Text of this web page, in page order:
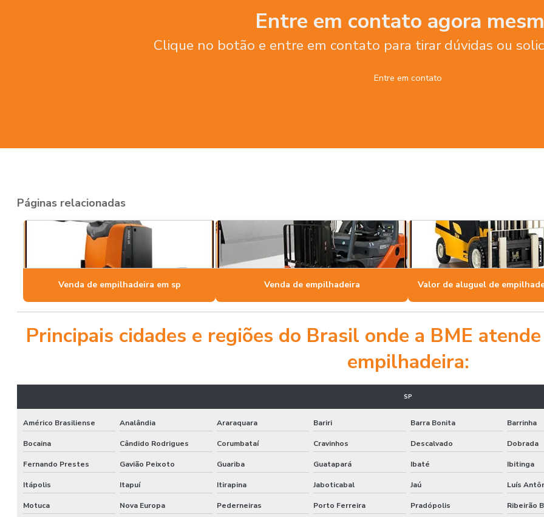
Entre em contato agora
Clique no botão e entre em contato para tirar dúvidas ou
Entre em contato
Páginas relacionadas
Venda de empilhadeira em sp Venda de empilhadeira Valor de aluguel de
Principais cidades e regiões do Brasil onde a BME
empilhadeira:
SP
Américo Brasiliense Analândia Araraquara Bariri Barra Bonita Barrinha
Bocaina Cândido Rodrigues Corumbataí Cravinhos Descalvado Dobrada
Fernando Prestes Gavião Peixoto Guariba Guatapará Ibaté Ibitinga
Itápolis Itapuí Itirapina Jaboticabal Jaú Luís
Motuca Nova Europa Pederneiras Porto Ferreira Pradópolis Ribeirão